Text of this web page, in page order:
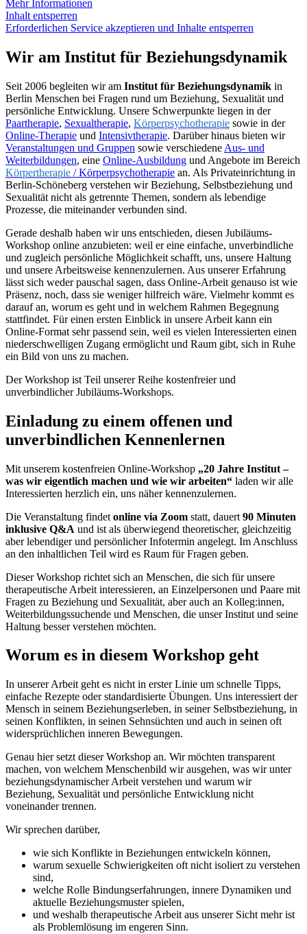
Mehr Informationen
Inhalt entsperren
Erforderlichen Service akzeptieren und Inhalte entsperren
Wir am Institut für Beziehungsdynamik
Seit 2006 begleiten wir am Institut für Beziehungsdynamik in
Berlin Menschen bei Fragen rund um Beziehung, Sexualität und
persönliche Entwicklung. Unsere Schwerpunkte liegen in der
Paartherapie, Sexualtherapie, Körperpsychotherapie sowie in der
Online-Therapie und Intensivtherapie. Darüber hinaus bieten wir
Veranstaltungen und Gruppen sowie verschiedene Aus- und
Weiterbildungen, eine Online-Ausbildung und Angebote im Bereich
Körpertherapie / Körperpsychotherapie an. Als Privateinrichtung in
Berlin-Schöneberg verstehen wir Beziehung, Selbstbeziehung und
Sexualität nicht als getrennte Themen, sondern als lebendige
Prozesse, die miteinander verbunden sind.
Gerade deshalb haben wir uns entschieden, diesen Jubiläums-
Workshop online anzubieten: weil er eine einfache, unverbindliche
und zugleich persönliche Möglichkeit schafft, uns, unsere Haltung
und unsere Arbeitsweise kennenzulernen. Aus unserer Erfahrung
lässt sich weder pauschal sagen, dass Online-Arbeit genauso ist wie
Präsenz, noch, dass sie weniger hilfreich wäre. Vielmehr kommt es
darauf an, worum es geht und in welchem Rahmen Begegnung
stattfindet. Für einen ersten Einblick in unsere Arbeit kann ein
Online-Format sehr passend sein, weil es vielen Interessierten einen
niederschwelligen Zugang ermöglicht und Raum gibt, sich in Ruhe
ein Bild von uns zu machen.
Der Workshop ist Teil unserer Reihe kostenfreier und
unverbindlicher Jubiläums-Workshops.
Einladung zu einem offenen und
unverbindlichen Kennenlernen
Mit unserem kostenfreien Online-Workshop „20 Jahre Institut –
was wir eigentlich machen und wie wir arbeiten“ laden wir alle
Interessierten herzlich ein, uns näher kennenzulernen.
Die Veranstaltung findet online via Zoom statt, dauert 90 Minuten
inklusive Q&A und ist als überwiegend theoretischer, gleichzeitig
aber lebendiger und persönlicher Infotermin angelegt. Im Anschluss
an den inhaltlichen Teil wird es Raum für Fragen geben.
Dieser Workshop richtet sich an Menschen, die sich für unsere
therapeutische Arbeit interessieren, an Einzelpersonen und Paare mit
Fragen zu Beziehung und Sexualität, aber auch an Kolleg:innen,
Weiterbildungssuchende und Menschen, die unser Institut und seine
Haltung besser verstehen möchten.
Worum es in diesem Workshop geht
In unserer Arbeit geht es nicht in erster Linie um schnelle Tipps,
einfache Rezepte oder standardisierte Übungen. Uns interessiert der
Mensch in seinem Beziehungserleben, in seiner Selbstbeziehung, in
seinen Konflikten, in seinen Sehnsüchten und auch in seinen oft
widersprüchlichen inneren Bewegungen.
Genau hier setzt dieser Workshop an. Wir möchten transparent
machen, von welchem Menschenbild wir ausgehen, was wir unter
beziehungsdynamischer Arbeit verstehen und warum wir
Beziehung, Sexualität und persönliche Entwicklung nicht
voneinander trennen.
Wir sprechen darüber,
wie sich Konflikte in Beziehungen entwickeln können,
warum sexuelle Schwierigkeiten oft nicht isoliert zu verstehen
sind,
welche Rolle Bindungserfahrungen, innere Dynamiken und
aktuelle Beziehungsmuster spielen,
und weshalb therapeutische Arbeit aus unserer Sicht mehr ist
als Problemlösung im engeren Sinn.